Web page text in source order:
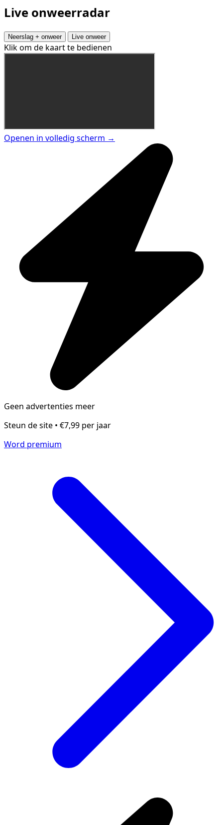
Live onweerradar
Neerslag + onweer Live onweer
Klik om de kaart te bedienen
Openen in volledig scherm →
Geen advertenties meer
Steun de site • €7,99 per jaar
Word premium